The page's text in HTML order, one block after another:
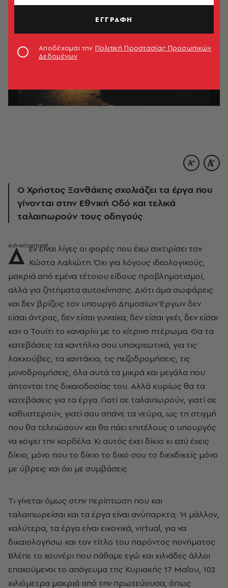
Ο Χρήστος Ξανθάκης σχολιάζει τα έργα που
γίνονται στην Εθνική Οδό και τελικά
ταλαιπωρούν τους οδηγούς
Δ εν είναι λίγες οι φορές που έχω σιχτιρίσει τον
Κώστα Λαλιώτη. Όχι για λόγους ιδεολογικούς,
μακριά από εμένα τέτοιου είδους προβληματισμοί,
αλλά για ζητήματα αυτοκίνησης. Διότι άμα σωφάρεις
και δεν βρίζεις τον υπουργό Δημοσίων Έργων δεν
είσαι άντρας, δεν είσαι γυναίκα, δεν είσαι γκέι, δεν είσαι
καν ο Τουίτι το καναρίνι με το κίτρινο πτέρωμα. Θα τα
κατεβάσεις τα καντήλια σου υποχρεωτικά, για τις
λακκούβες, τα χαντάκια, τις πεζοδρομήσεις, τις
μονοδρομήσεις, όλα αυτά τα μικρά και μεγάλα που
άπτονται της δικαιοδοσίας του. Αλλά κυρίως θα τα
κατεβάσεις για τα έργα. Γιατί σε ταλαιπωρούν, γιατί σε
καθυστερούν, γιατί σου σπάνε τα νεύρα, ως τη στιγμή
που θα τελειώσουν και θα πάει επιτέλους ο υπουργός
να κόψει την κορδέλα. Κι αυτός έχει δίκιο κι εσύ έχεις
δίκιο, μόνο που το δίκιο το δικό σου το διεκδικείς μόνο
με ύβρεις και όχι με συμβάσεις.
Tι γίνεται όμως στην περίπτωση που και
ταλαιπωρείσαι και τα έργα είναι ανύπαρκτα; Ή μάλλον,
καλύτερα, τα έργα είναι εικονικά, virtual, για να
δικαιολογήσω και τον τίτλο του παρόντος πονήματος.
Βλέπε το χουνέρι που πάθαμε εγώ και χιλιάδες άλλοι
εποχούμενοι το απόγευμα της Κυριακής 17 Μαΐου, 102
χιλιόμετρα μακριά από την πρωτεύουσα, όπως
ΕΓΓΡΑΦΗ
Αποδέχομαι την Πολιτική Προστασίας Προσωπικών
Δεδομένων